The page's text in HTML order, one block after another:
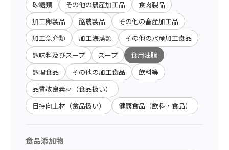
砂糖類 その他の農産加工品 食肉製品
加工卵製品 酪農製品 その他の畜産加工品
加工魚介類 加工海藻類 その他の水産加工食品
調味料及びスープ スープ 食用油脂
調理食品 その他の加工食品 飲料等
品質改良素材（食品扱い）
日持向上材（食品扱い） 健康食品（飲料・食品）
食品添加物